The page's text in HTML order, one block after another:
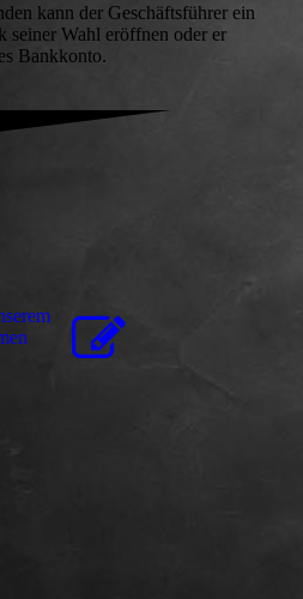
kann der Geschäftsführer ein
seiner Wahl eröffnen oder er
Bankkonto.